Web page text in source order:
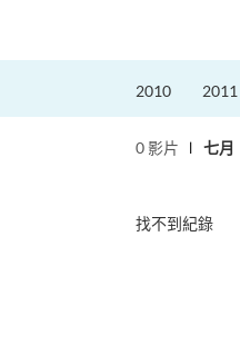
2010 2011
0 影片 七月
找不到紀錄